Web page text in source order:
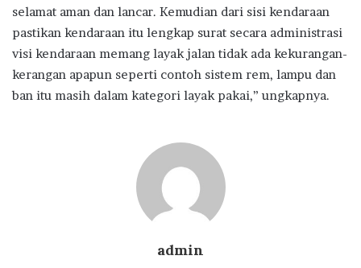
selamat aman dan lancar. Kemudian dari sisi kendaraan
pastikan kendaraan itu lengkap surat secara administrasi
visi kendaraan memang layak jalan tidak ada kekurangan-
kerangan apapun seperti contoh sistem rem, lampu dan
ban itu masih dalam kategori layak pakai,” ungkapnya.
admin